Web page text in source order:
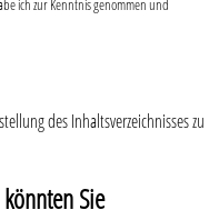
ich zur Kenntnis genommen und
des Inhaltsverzeichnisses zu
Sie